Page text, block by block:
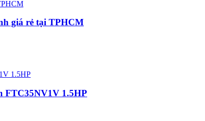
giá rẻ tại TPHCM
FTC35NV1V 1.5HP